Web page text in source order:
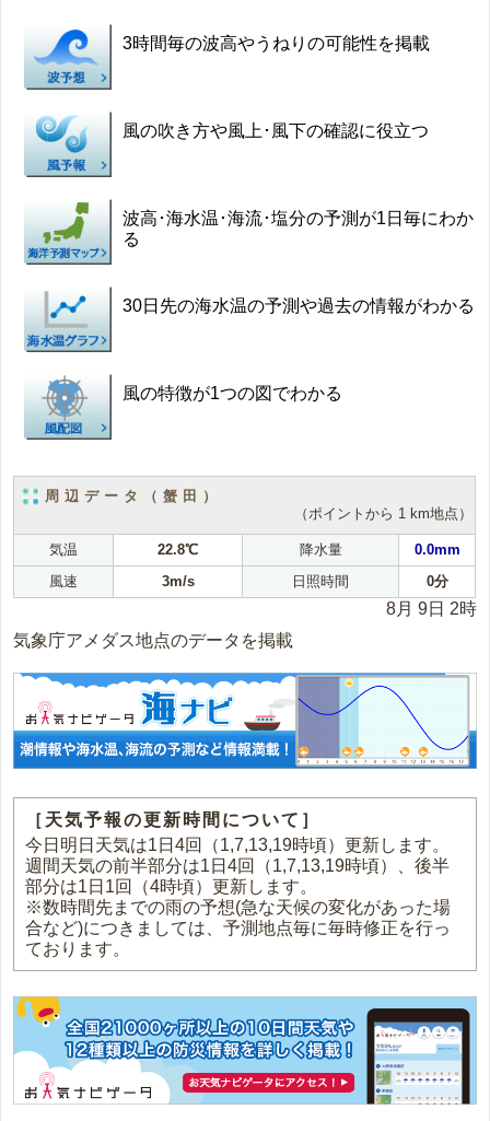
3時間毎の波高やうねりの可能性を掲載
風の吹き方や風上･風下の確認に役立つ
波高･海水温･海流･塩分の予測が1日毎にわか
る
30日先の海水温の予測や過去の情報がわかる
風の特徴が1つの図でわかる
周辺データ（蟹田）
（ポイントから 1 km地点）
気温 22.8℃ 降水量
0.0mm
風速
3m/s 日照時間 0分
8月 9日 2時
気象庁アメダス地点のデータを掲載
［天気予報の更新時間について］
今日明日天気は1日4回（1,7,13,19時頃）更新します。
週間天気の前半部分は1日4回（1,7,13,19時頃）、後半
部分は1日1回（4時頃）更新します。
※数時間先までの雨の予想(急な天候の変化があった場
合など)につきましては、予測地点毎に毎時修正を行っ
ております。